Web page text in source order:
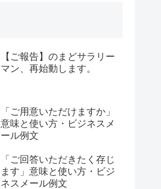
【ご報告】のまどサラリー
マン、再始動します。
「ご用意いただけますか」
意味と使い方・ビジネスメ
ール例文
「ご回答いただきたく存じ
ます」意味と使い方・ビジ
ネスメール例文